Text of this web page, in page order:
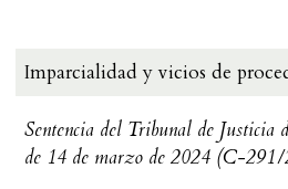
Imparcialidad y vicios de
Sentencia del Tribunal de Justicia
de 14 de marzo de 2024 (C-